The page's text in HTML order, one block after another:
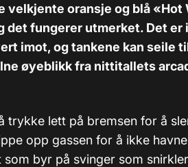
velkjente oransje og blå
det fungerer utmerket. Det er
imot, og tankene kan seile
øyeblikk fra nittitallets
trykke lett på bremsen for å
opp gassen for å ikke
som byr på svinger som